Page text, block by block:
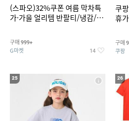
(스파오)32%쿠폰 여름 막차특
가·가을 얼리템 반팔티/냉감/반
건 외 ~74%OFF
구매 999+
G마켓 14
쿠
휴
구매
쿠팡
25 26